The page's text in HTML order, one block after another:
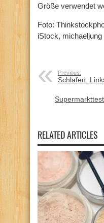
Größe verwendet
Foto:
iStock, michaeljung
Previous:
Schlafen:
RELATED ARTICLES